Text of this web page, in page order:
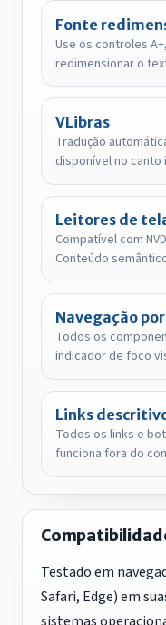
Fonte
Use os controles
redimensionar o
VLibras
Tradução
disponível no
Leitores de
Compatível com
Conteúdo
Navegação
Todos os
indicador de foco
Links
Todos os links e
funciona fora do
Testado em
Safari, Edge) em